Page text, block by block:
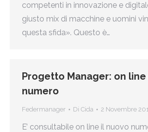
competenti in innovazione e
giusto mix di macchine e uomini
questa sfida». Questo è…
Progetto Manager: on
numero
Federmanager Di Cida 2 Novembre
E’ consultabile on line il nuovo